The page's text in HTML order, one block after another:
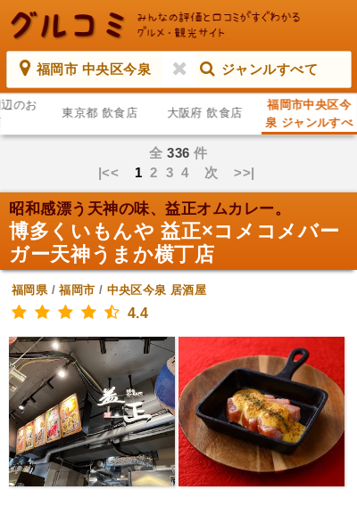
福岡市 中央区今泉 ジャンルすべて
のお
東京都 飲食店 大阪府 飲食店
福岡市中央区今
泉 ジャンルすべ
て
全336 件
|<< 12 3 4 次 >>|
昭和感漂う天神の味、益正オムカレー。
博多くいもんや 益正×コメコメバー
ガー天神うまか横丁店
福岡県/福岡市 / 中央区今泉 居酒屋
4.4